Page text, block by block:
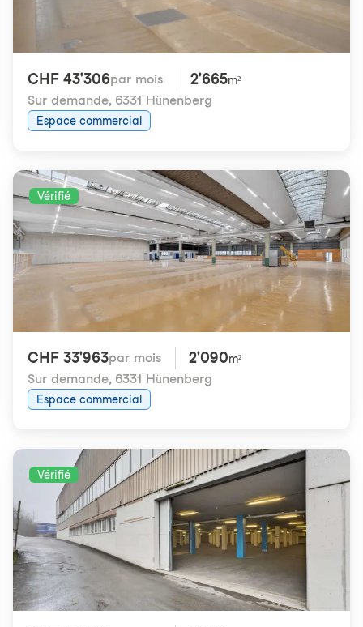
CHF 43'306par mois 2'665m²
Sur demande, 6331 Hünenberg
Espace commercial
Vérifié
CHF 33'963par mois 2'090m²
Sur demande, 6331 Hünenberg
Espace commercial
Vérifié